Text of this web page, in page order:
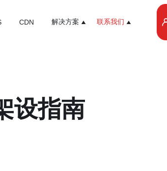
CDN 解决方案 联系我们
设指南